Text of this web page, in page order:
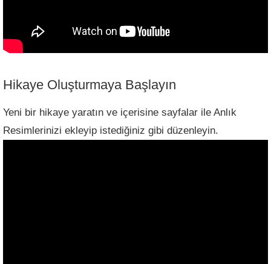
Hikaye Oluşturmaya Başlayın
Yeni bir hikaye yaratın ve içerisine sayfalar ile Anlık
Resimlerinizi ekleyip istediğiniz gibi düzenleyin.